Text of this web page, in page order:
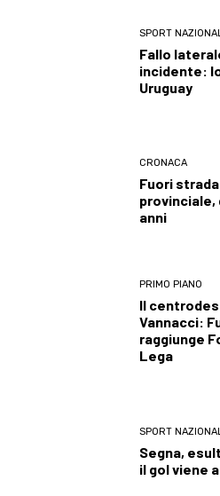
SPORT
Fallo
incidente:
Uruguay
CRONACA
Fuori
provinciale,
anni
PRIMO PIANO
Il
Vannacci:
raggiunge
Lega
SPORT
Segna,
il gol viene